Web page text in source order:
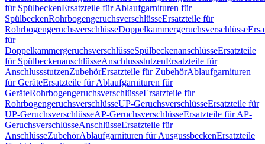
für SpülbeckenErsatzteile für Ablaufgarnituren für
SpülbeckenRohrbogengeruchsverschlüsseErsatzteile für
RohrbogengeruchsverschlüsseDoppelkammergeruchsverschlüsse
für
DoppelkammergeruchsverschlüsseSpülbeckenanschlüsseErsatzteile
für SpülbeckenanschlüsseAnschlussstutzenErsatzteile für
AnschlussstutzenZubehörErsatzteile für ZubehörAblaufgarnituren
für GeräteErsatzteile für Ablaufgarnituren für
GeräteRohrbogengeruchsverschlüsseErsatzteile für
RohrbogengeruchsverschlüsseUP-GeruchsverschlüsseErsatzteile für
UP-GeruchsverschlüsseAP-GeruchsverschlüsseErsatzteile für AP-
GeruchsverschlüsseAnschlüsseErsatzteile für
AnschlüsseZubehörAblaufgarnituren für AusgussbeckenErsatzteile